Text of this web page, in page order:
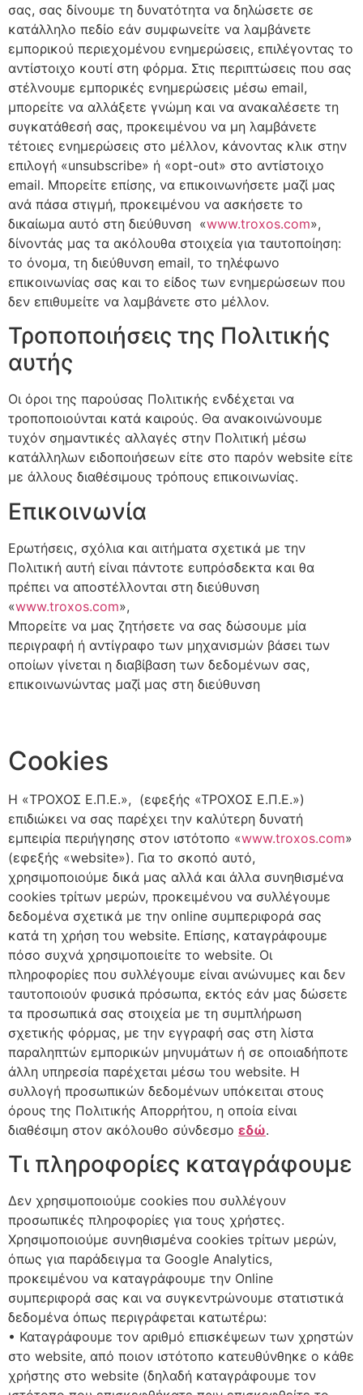
σας, σας δίνουμε τη δυνατότητα να δηλώσετε σε
κατάλληλο πεδίο εάν συμφωνείτε να λαμβάνετε
εμπορικού περιεχομένου ενημερώσεις, επιλέγοντας το
αντίστοιχο κουτί στη φόρμα. Στις περιπτώσεις που σας
στέλνουμε εμπορικές ενημερώσεις μέσω email,
μπορείτε να αλλάξετε γνώμη και να ανακαλέσετε τη
συγκατάθεσή σας, προκειμένου να μη λαμβάνετε
τέτοιες ενημερώσεις στο μέλλον, κάνοντας κλικ στην
επιλογή «unsubscribe» ή «opt-out» στο αντίστοιχο
email. Μπορείτε επίσης, να επικοινωνήσετε μαζί μας
ανά πάσα στιγμή, προκειμένου να ασκήσετε το
δικαίωμα αυτό στη διεύθυνση «www.troxos.com»,
δίνοντάς μας τα ακόλουθα στοιχεία για ταυτοποίηση:
το όνομα, τη διεύθυνση email, το τηλέφωνο
επικοινωνίας σας και το είδος των ενημερώσεων που
δεν επιθυμείτε να λαμβάνετε στο μέλλον.
Τροποποιήσεις της Πολιτικής
αυτής
Οι όροι της παρούσας Πολιτικής ενδέχεται να
τροποποιούνται κατά καιρούς. Θα ανακοινώνουμε
τυχόν σημαντικές αλλαγές στην Πολιτική μέσω
κατάλληλων ειδοποιήσεων είτε στο παρόν website είτε
με άλλους διαθέσιμους τρόπους επικοινωνίας.
Επικοινωνία
Ερωτήσεις, σχόλια και αιτήματα σχετικά με την
Πολιτική αυτή είναι πάντοτε ευπρόσδεκτα και θα
πρέπει να αποστέλλονται στη διεύθυνση
«www.troxos.com»,
Μπορείτε να μας ζητήσετε να σας δώσουμε μία
περιγραφή ή αντίγραφο των μηχανισμών βάσει των
οποίων γίνεται η διαβίβαση των δεδομένων σας,
επικοινωνώντας μαζί μας στη διεύθυνση
Cookies
H «ΤΡΟΧΟΣ Ε.Π.Ε.», (εφεξής «ΤΡΟΧΟΣ Ε.Π.Ε.»)
επιδιώκει να σας παρέχει την καλύτερη δυνατή
εμπειρία περιήγησης στον ιστότοπο «www.troxos.com»
(εφεξής «website»). Για το σκοπό αυτό,
χρησιμοποιούμε δικά μας αλλά και άλλα συνηθισμένα
cookies τρίτων μερών, προκειμένου να συλλέγουμε
δεδομένα σχετικά με την online συμπεριφορά σας
κατά τη χρήση του website. Eπίσης, καταγράφουμε
πόσο συχνά χρησιμοποιείτε το website. Oι
πληροφορίες που συλλέγουμε είναι ανώνυμες και δεν
ταυτοποιούν φυσικά πρόσωπα, εκτός εάν μας δώσετε
τα προσωπικά σας στοιχεία με τη συμπλήρωση
σχετικής φόρμας, με την εγγραφή σας στη λίστα
παραληπτών εμπορικών μηνυμάτων ή σε οποιαδήποτε
άλλη υπηρεσία παρέχεται μέσω του website. H
συλλογή προσωπικών δεδομένων υπόκειται στους
όρους της Πολιτικής Απορρήτου, η οποία είναι
διαθέσιμη στον ακόλουθο σύνδεσμο εδώ.
Τι πληροφορίες καταγράφουμε
Δεν χρησιμοποιούμε cookies που συλλέγουν
προσωπικές πληροφορίες για τους χρήστες.
Χρησιμοποιούμε συνηθισμένα cookies τρίτων μερών,
όπως για παράδειγμα τα Google Analytics,
προκειμένου να καταγράφουμε την Online
συμπεριφορά σας και να συγκεντρώνουμε στατιστικά
δεδομένα όπως περιγράφεται κατωτέρω:
• Καταγράφουμε τον αριθμό επισκέψεων των χρηστών
στο website, από ποιον ιστότοπο κατευθύνθηκε ο κάθε
χρήστης στο website (δηλαδή καταγράφουμε τον